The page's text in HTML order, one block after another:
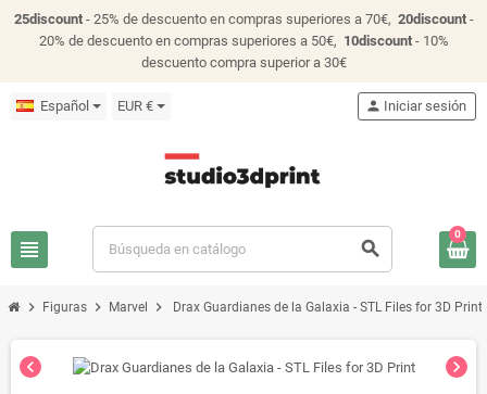
25discount- 25% de descuento en compras superiores a 70€, 20discount-
20% de descuento en compras superiores a 50€, 10discount- 10%
descuento compra superior a 30€
Español EUR €
view_headline search
person Iniciar sesión
0
chevron_right Figuras chevron_right Marvel chevron_right Drax Guardianes de la Galaxia - STL Files for 3D Print
chevron_left chevron_right